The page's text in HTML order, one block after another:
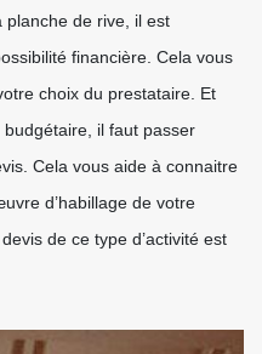
planche de rive, il est
financière. Cela vous
choix du prestataire. Et
il faut passer
Cela vous aide à connaitre
d’habillage de votre
de ce type d’activité est